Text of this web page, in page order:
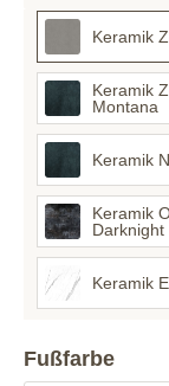
Keramik
Keramik
Montana
Keramik
Keramik
Darknight
Keramik
Fußfarbe